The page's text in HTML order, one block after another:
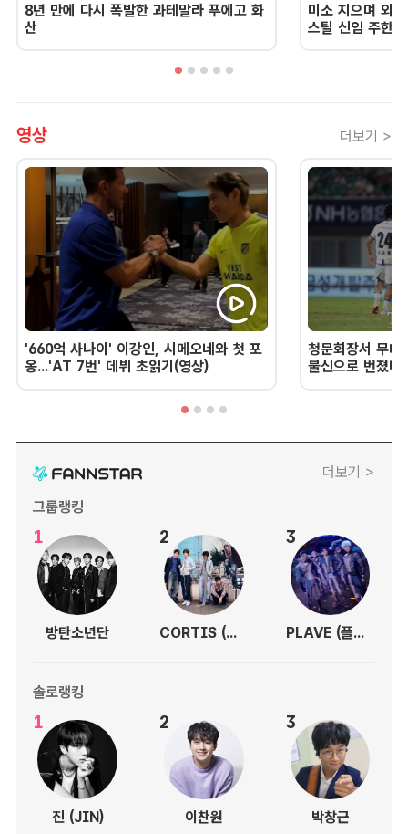
8년 만에 다시 폭발한 과테말라 푸에고 화
산
미소 지으며 외
스틸 신임 주한
영상 더보기 >
'660억 사나이' 이강인, 시메오네와 첫 포
옹...'AT 7번' 데뷔 초읽기(영상)
청문회장서 무너
불신으로 번졌
더보기 >
그룹랭킹
1
방탄소년단
2
CORTIS (코르티스)
3
PLAVE (플레이브)
솔로랭킹
1
진 (JIN)
2
이찬원
3
박창근